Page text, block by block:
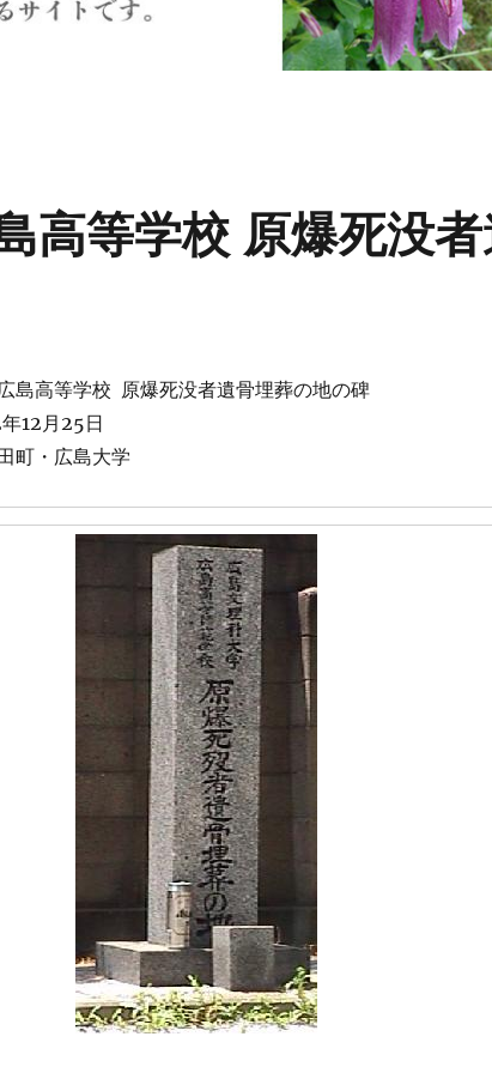
高等学校 原爆死没
島高等学校 原爆死没者遺骨埋葬の地の碑
12月25日
町・広島大学